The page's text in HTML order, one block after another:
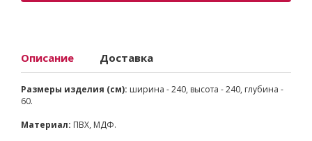
Описание Доставка
Размеры изделия (см): ширина - 240, высота - 240, глубина -
60.
Материал: ПВХ, МДФ.